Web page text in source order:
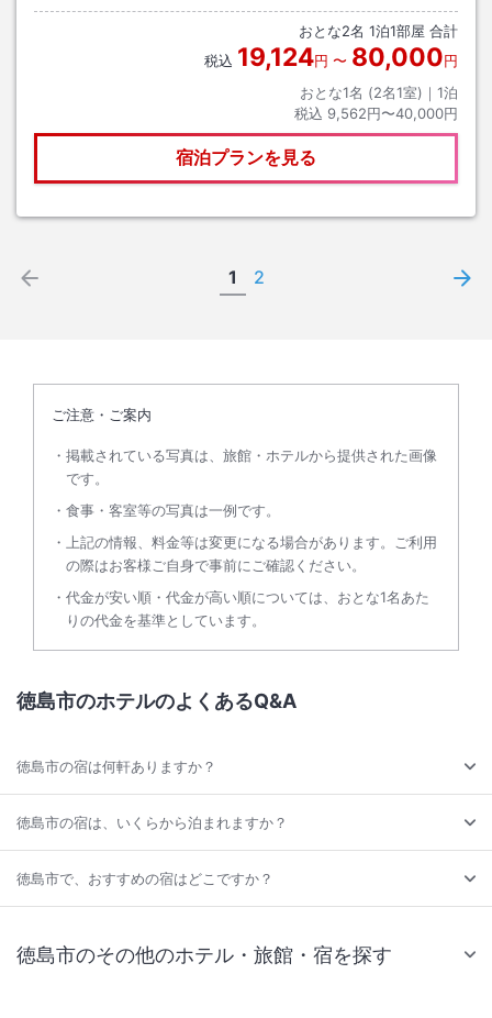
おとな2名 1泊1部屋 合計
税込 19,124円 〜 80,000円
おとな1名 (2名1室)｜ 1泊
税込 9,562円〜40,000円
宿泊プランを見る
1 2
ご注意・ご案内
掲載されている写真は、旅館・ホテルから提供された画像
です。
食事・客室等の写真は一例です。
上記の情報、料金等は変更になる場合があります。ご利用
の際はお客様ご自身で事前にご確認ください。
代金が安い順・代金が高い順については、おとな1名あた
りの代金を基準としています。
徳島市のホテルのよくあるQ&A
徳島市の宿は何軒ありますか？
徳島市の宿は、いくらから泊まれますか？
徳島市で、おすすめの宿はどこですか？
徳島市のその他のホテル・旅館・宿を探す